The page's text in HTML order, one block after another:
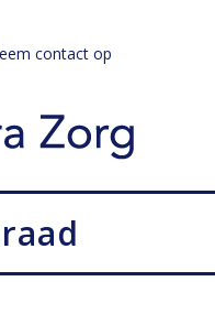
contact op